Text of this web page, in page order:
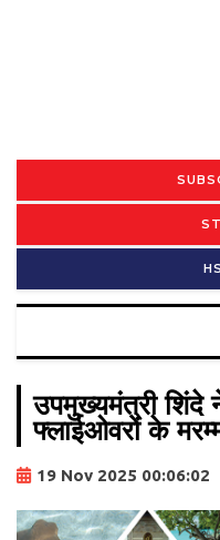
उपमुख्यमंत्री शिंदे
फ्लाईओवरों के
19 Nov 2025 00:06:02